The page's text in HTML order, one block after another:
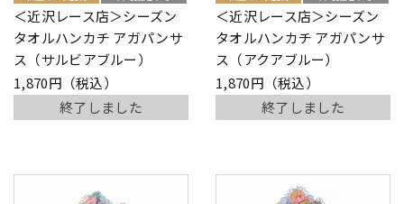
＜近沢レース店＞シーズン
タオルハンカチ アガパンサ
ス（サルビアブルー）
1,870円（税込）
終了しました
＜近沢レース店＞シーズン
タオルハンカチ アガパンサ
ス（アクアブルー）
1,870円（税込）
終了しました